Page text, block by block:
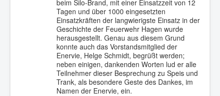
beim Silo-Brand, mit einer Einsatzzeit von 12
Tagen und über 1000 eingesetzten
Einsatzkräften der langwierigste Einsatz in der
Geschichte der Feuerwehr Hagen wurde
herausgestellt. Genau aus diesem Grund
konnte auch das Vorstandsmitglied der
Enervie, Helge Schmidt, begrüßt werden;
neben einigen, dankenden Worten lud er alle
Teilnehmer dieser Besprechung zu Speis und
Trank, als besondere Geste des Dankes, im
Namen der Enervie, ein.